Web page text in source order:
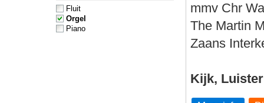
Fluit
Orgel
Piano
mmv Chr
The Martin
Zaans
Kijk,